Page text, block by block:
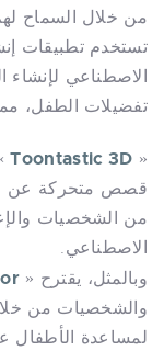
من خلال السماح
تستخدم تطبيقات
الاصطناعي لإنشاء
تفضيلات الطفل،
«
Toontastic 3D
قصص متحركة عن
من الشخصيات
الاصطناعي.
وبالمثل، يقترح «
والشخصيات من
لمساعدة الأطفال